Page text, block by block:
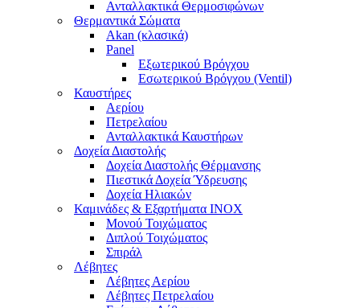
Ανταλλακτικά Θερμοσιφώνων
Θερμαντικά Σώματα
Akan (κλασικά)
Panel
Εξωτερικού Βρόγχου
Εσωτερικού Βρόγχου (Ventil)
Καυστήρες
Αερίου
Πετρελαίου
Ανταλλακτικά Καυστήρων
Δοχεία Διαστολής
Δοχεία Διαστολής Θέρμανσης
Πιεστικά Δοχεία Ύδρευσης
Δοχεία Ηλιακών
Καμινάδες & Εξαρτήματα ΙΝΟΧ
Μονού Τοιχώματος
Διπλού Τοιχώματος
Σπιράλ
Λέβητες
Λέβητες Αερίου
Λέβητες Πετρελαίου